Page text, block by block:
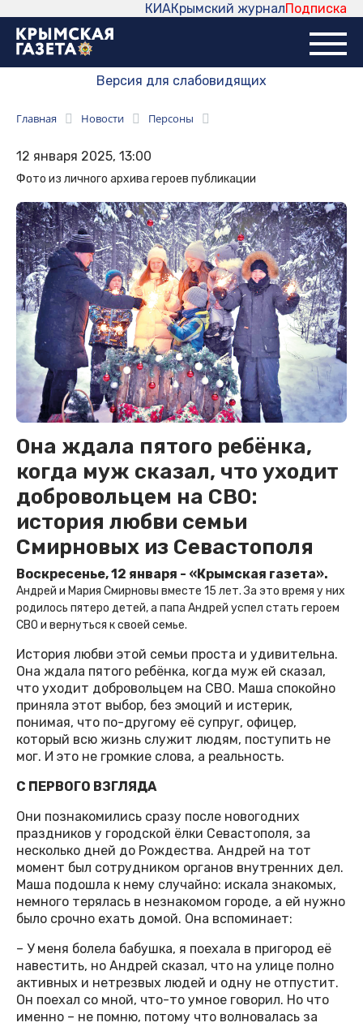
Подписка
Крымский журнал
КИА
Версия для слабовидящих
Главная Новости Персоны
12 января 2025, 13:00
Фото из личного архива героев публикации
Она ждала пятого ребёнка,
когда муж сказал, что уходит
добровольцем на СВО:
история любви семьи
Смирновых из Севастополя
Воскресенье, 12 января - «Крымская газета».
Андрей и Мария Смирновы вместе 15 лет. За это время у них
родилось пятеро детей, а папа Андрей успел стать героем
СВО и вернуться к своей семье.
История любви этой семьи проста и удивительна.
Она ждала пятого ребёнка, когда муж ей сказал,
что уходит добровольцем на СВО. Маша спокойно
приняла этот выбор, без эмоций и истерик,
понимая, что по-другому её супруг, офицер,
который всю жизнь служит людям, поступить не
мог. И это не громкие слова, а реальность.
С ПЕРВОГО ВЗГЛЯДА
Они познакомились сразу после новогодних
праздников у городской ёлки Севастополя, за
несколько дней до Рождества. Андрей на тот
момент был сотрудником органов внутренних дел.
Маша подошла к нему случайно: искала знакомых,
немного терялась в незнакомом городе, а ей нужно
было срочно ехать домой. Она вспоминает:
– У меня болела бабушка, я поехала в пригород её
навестить, но Андрей сказал, что на улице полно
активных и нетрезвых людей и одну не отпустит.
Он поехал со мной, что-то умное говорил. Но что
именно – не помню, потому что волновалась за